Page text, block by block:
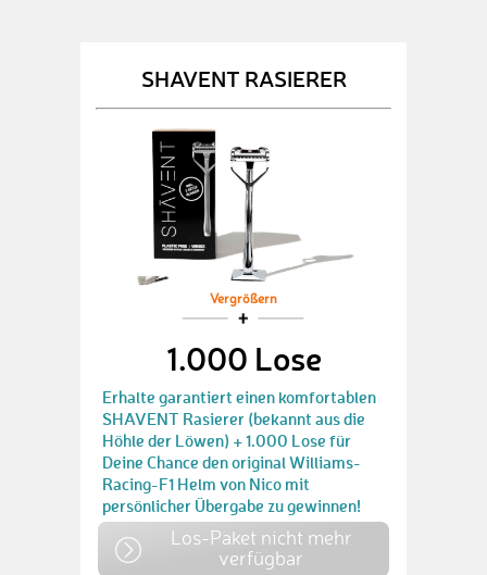
SHAVENT RASIERER
Vergrößern
1.000 Lose
Erhalte garantiert einen komfortablen
SHAVENT Rasierer (bekannt aus die
Höhle der Löwen) + 1.000 Lose für
Deine Chance den original Williams-
Racing-F1 Helm von Nico mit
persönlicher Übergabe zu gewinnen!
Los-Paket nicht mehr
verfügbar